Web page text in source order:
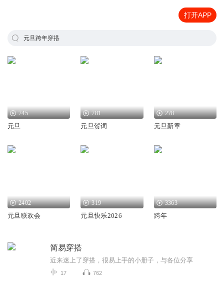
打开APP
元旦跨年穿搭
745
元旦
781
元旦贺词
278
元旦新章
2402
元旦联欢会
319
元旦快乐2026
3363
跨年
简易穿搭
近来迷上了穿搭，很易上手的小册子，与各位分享
17 762